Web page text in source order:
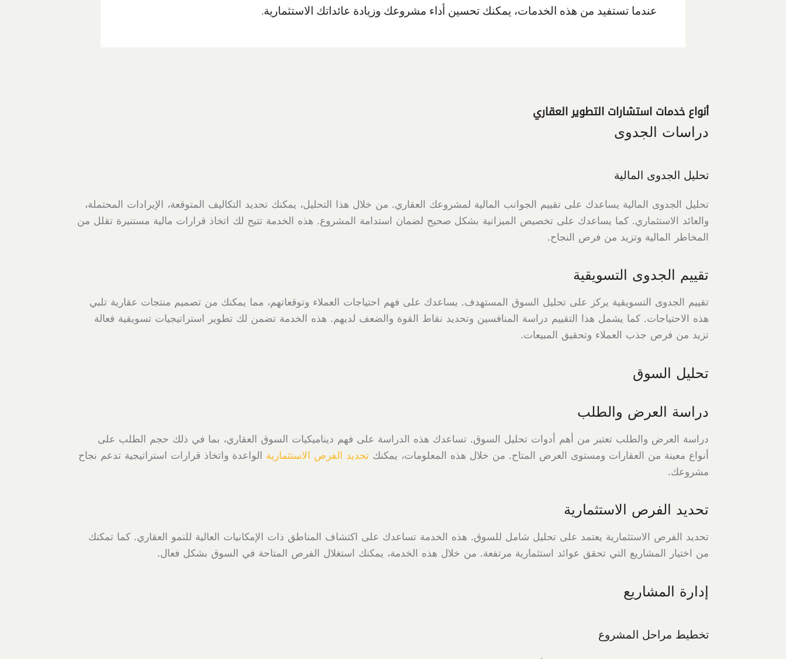
عندما تستفيد من هذه الخدمات، يمكنك تحسين أداء مشروعك وزيادة عائداتك الاستثمارية.
أنواع خدمات استشارات التطوير العقاري
دراسات الجدوى
تحليل الجدوى المالية
تحليل الجدوى المالية يساعدك على تقييم الجوانب المالية لمشروعك العقاري. من خلال هذا التحليل، يمكنك تحديد التكاليف المتوقعة، الإيرادات المحتملة،
والعائد الاستثماري. كما يساعدك على تخصيص الميزانية بشكل صحيح لضمان استدامة المشروع. هذه الخدمة تتيح لك اتخاذ قرارات مالية مستنيرة تقلل من
المخاطر المالية وتزيد من فرص النجاح.
تقييم الجدوى التسويقية
تقييم الجدوى التسويقية يركز على تحليل السوق المستهدف. يساعدك على فهم احتياجات العملاء وتوقعاتهم، مما يمكنك من تصميم منتجات عقارية تلبي
هذه الاحتياجات. كما يشمل هذا التقييم دراسة المنافسين وتحديد نقاط القوة والضعف لديهم. هذه الخدمة تضمن لك تطوير استراتيجيات تسويقية فعالة
تزيد من فرص جذب العملاء وتحقيق المبيعات.
تحليل السوق
دراسة العرض والطلب
دراسة العرض والطلب تعتبر من أهم أدوات تحليل السوق. تساعدك هذه الدراسة على فهم ديناميكيات السوق العقاري، بما في ذلك حجم الطلب على
أنواع معينة من العقارات ومستوى العرض المتاح. من خلال هذه المعلومات، يمكنك تحديد الفرص الاستثمارية الواعدة واتخاذ قرارات استراتيجية تدعم نجاح
مشروعك.
تحديد الفرص الاستثمارية
تحديد الفرص الاستثمارية يعتمد على تحليل شامل للسوق. هذه الخدمة تساعدك على اكتشاف المناطق ذات الإمكانيات العالية للنمو العقاري. كما تمكنك
من اختيار المشاريع التي تحقق عوائد استثمارية مرتفعة. من خلال هذه الخدمة، يمكنك استغلال الفرص المتاحة في السوق بشكل فعال.
إدارة المشاريع
تخطيط مراحل المشروع